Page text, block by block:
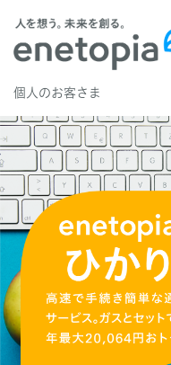
個人のお客さま